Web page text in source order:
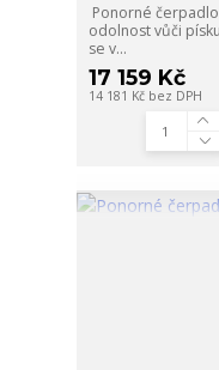
Ponorné čerpadlo
odolnost vůči
se v...
17 159 Kč
14 181 Kč bez DPH